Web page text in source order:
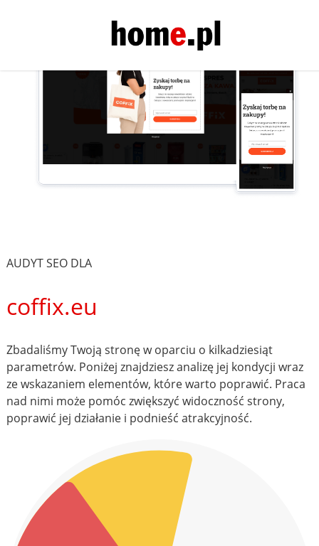
AUDYT SEO DLA
coffix.eu
Zbadaliśmy Twoją stronę w oparciu o kilkadziesiąt
parametrów. Poniżej znajdziesz analizę jej kondycji wraz
ze wskazaniem elementów, które warto poprawić. Praca
nad nimi może pomóc zwiększyć widoczność strony,
poprawić jej działanie i podnieść atrakcyjność.